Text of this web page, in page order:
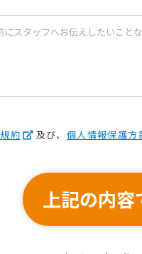
約 及び、 個人情報保護方
上記の内容